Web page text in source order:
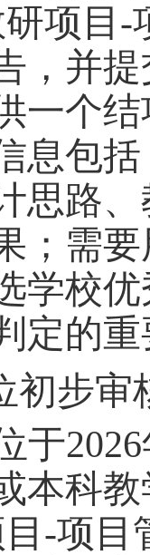
项目 -
，并
一个结
息包
思路、
； 需
学校
定的
初步审
于2026
本科
-项目